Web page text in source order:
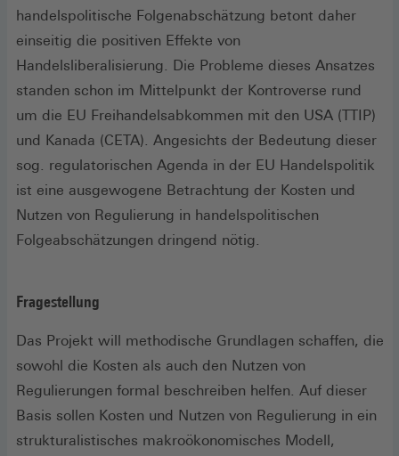
handelspolitische Folgenabschätzung betont daher
einseitig die positiven Effekte von
Handelsliberalisierung. Die Probleme dieses Ansatzes
standen schon im Mittelpunkt der Kontroverse rund
um die EU Freihandelsabkommen mit den USA (TTIP)
und Kanada (CETA). Angesichts der Bedeutung dieser
sog. regulatorischen Agenda in der EU Handelspolitik
ist eine ausgewogene Betrachtung der Kosten und
Nutzen von Regulierung in handelspolitischen
Folgeabschätzungen dringend nötig.
Fragestellung
Das Projekt will methodische Grundlagen schaffen, die
sowohl die Kosten als auch den Nutzen von
Regulierungen formal beschreiben helfen. Auf dieser
Basis sollen Kosten und Nutzen von Regulierung in ein
strukturalistisches makroökonomisches Modell,